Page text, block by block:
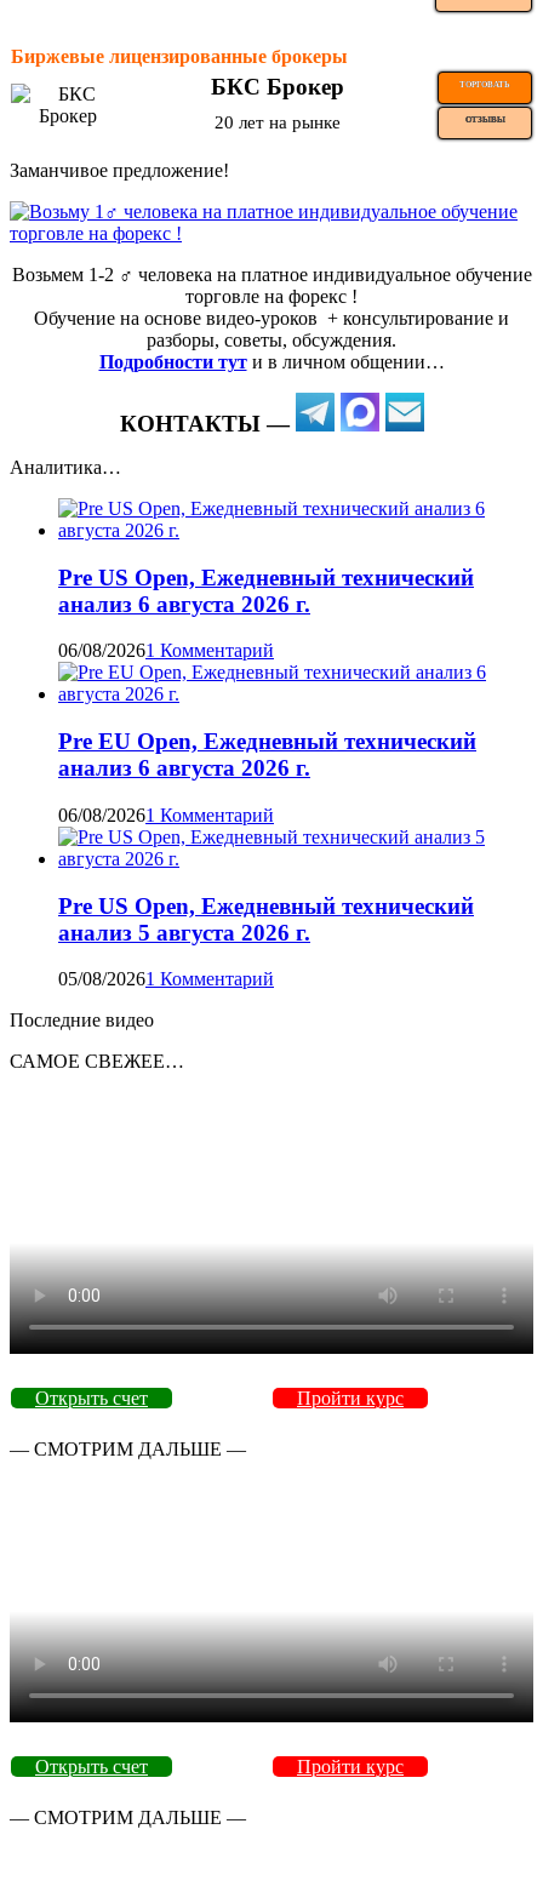
Биржевые лицензированные брокеры
БКС Брокер ТОРГОВАТЬ
20 лет на рынке ОТЗЫВЫ
Заманчивое предложение!
Возьмем 1-2 ‍♂️ человека на платное индивидуальное обучение
торговле на форекс !
Обучение на основе видео-уроков ️ + консультирование и
разборы, советы, обсуждения.
Подробности тут и в личном общении…
КОНТАКТЫ —
Аналитика…
Pre US Open, Ежедневный технический
анализ 6 августа 2026 г.
06/08/20261 Комментарий
Pre EU Open, Ежедневный технический
анализ 6 августа 2026 г.
06/08/20261 Комментарий
Pre US Open, Ежедневный технический
анализ 5 августа 2026 г.
05/08/20261 Комментарий
Последние видео
САМОЕ СВЕЖЕЕ…
Открыть счет Пройти курс
— СМОТРИМ ДАЛЬШЕ —
Открыть счет Пройти курс
— СМОТРИМ ДАЛЬШЕ —